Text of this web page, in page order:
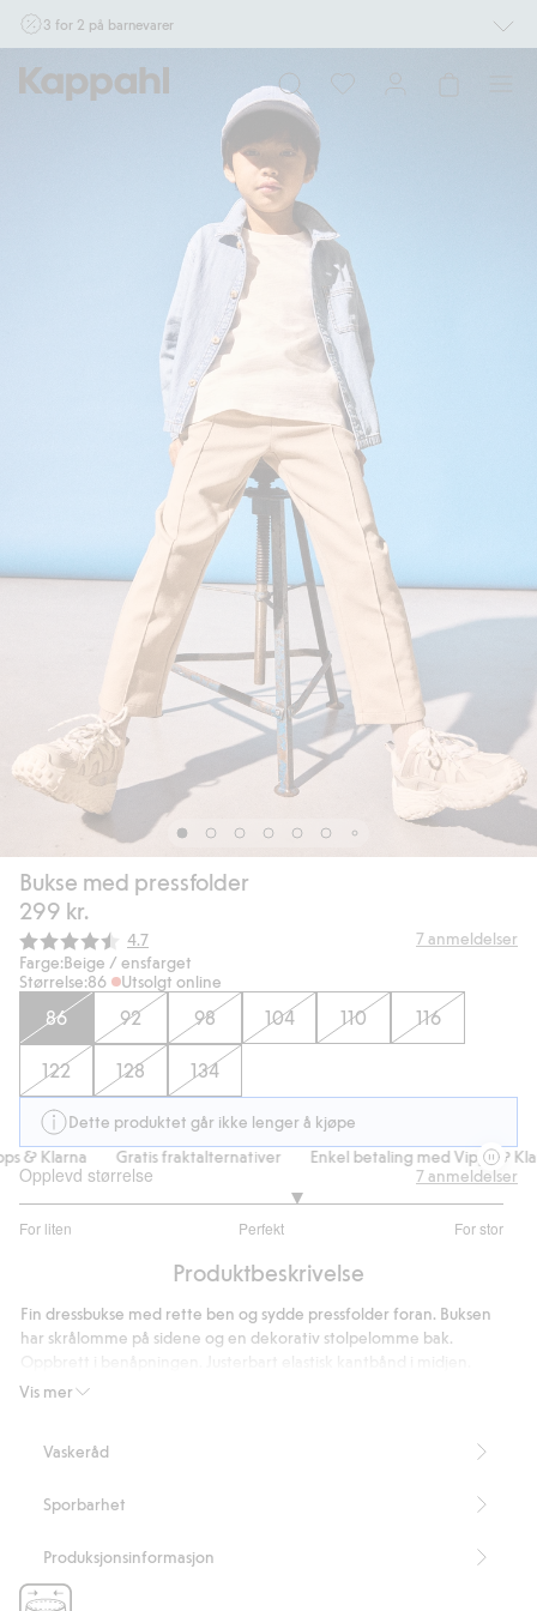
3 for 2 på barnevarer
17/8 i butikk & online for deg som er eller blir medlem. Kan ikke kombineres med
andre tilbud eller rabatter.
Handle nå
Bukse med pressfolder
299 kr.
Gjennomsnittskarakter:
4.7 7anmeldelser
Farge:Beige / ensfarget
Størrelse:86 Utsolgt online
86 92 98 104 110 116
122 128 134
Dette produktet går ikke lenger å kjøpe
Klarna
Gratis fraktalternativer Enkel betaling med Vipps &
Opplevd størrelse
For liten Perfekt For stor
av
7
stemmer
7anmeldelser
Produktbeskrivelse
Vis mer
Fin dressbukse med rette ben og sydde pressfolder foran. Buksen
har skrålomme på sidene og en dekorativ stolpelomme bak.
Artikkelnummer
Vaskeråd
Sporbarhet
Produksjonsinformasjon